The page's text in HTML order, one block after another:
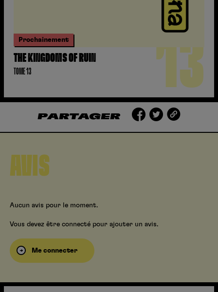
Prochainement
THE KINGDOMS OF RUIN
TOME 13 13
PARTAGER
AVIS
Aucun avis pour le moment.
Vous devez être connecté pour ajouter un avis.
Me connecter